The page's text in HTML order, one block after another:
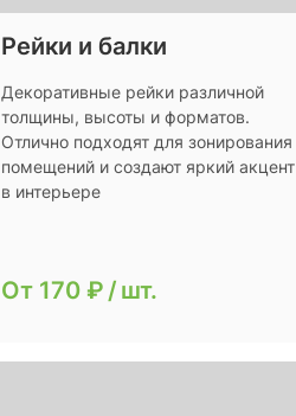
Рейки и балки
Декоративные рейки различной
толщины, высоты и форматов.
Отлично подходят для зонирования
помещений и создают яркий акцент
в интерьере
От 170 ₽ / шт.